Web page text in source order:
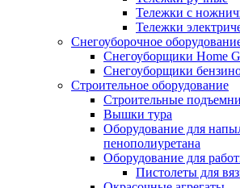
Тележки с
Тележки
Снегоуборочное
Снегоуборщики Home
Снегоуборщики
Строительное оборудование
Cтроительные
Вышки тура
Оборудование для
пенополиуретана
Оборудование для
Пистолеты для